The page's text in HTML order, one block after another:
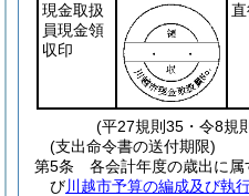
現金取扱
員現金領
収印
(平27規則35・令8規
(支出命令書の送付期限)
第5条
各会計年度の歳出に
び川越市予算の編成及び執